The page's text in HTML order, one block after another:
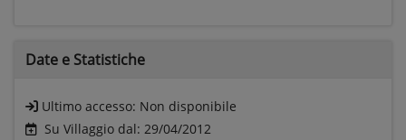
Date e Statistiche
Ultimo accesso: Non disponibile
Su Villaggio dal: 29/04/2012